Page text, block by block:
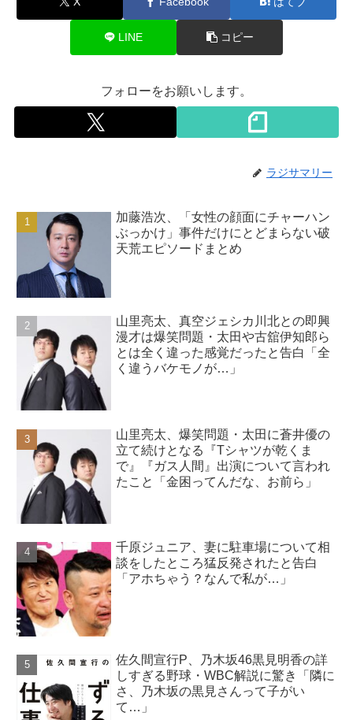
LINE コピー
フォローをお願いします。
ラジサマリー
加藤浩次、「女性の顔面にチャーハン
ぶっかけ」事件だけにとどまらない破
天荒エピソードまとめ
山里亮太、真空ジェシカ川北との即興
漫才は爆笑問題・太田や古舘伊知郎ら
とは全く違った感覚だったと告白「全
く違うバケモノが…」
山里亮太、爆笑問題・太田に蒼井優の
立て続けとなる『Tシャツが乾くま
で』『ガス人間』出演について言われ
たこと「金困ってんだな、お前ら」
千原ジュニア、妻に駐車場について相
談をしたところ猛反発されたと告白
「アホちゃう？なんで私が…」
佐久間宣行P、乃木坂46黒見明香の詳
しすぎる野球・WBC解説に驚き「隣に
さ、乃木坂の黒見さんって子がい
て…」